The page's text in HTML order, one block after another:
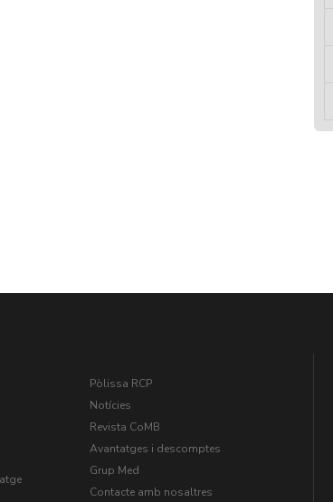
Pòlissa RCP
Notícies
Revista CoMB
Avantatges i descomptes
Grup Med
Contacte amb nosaltres